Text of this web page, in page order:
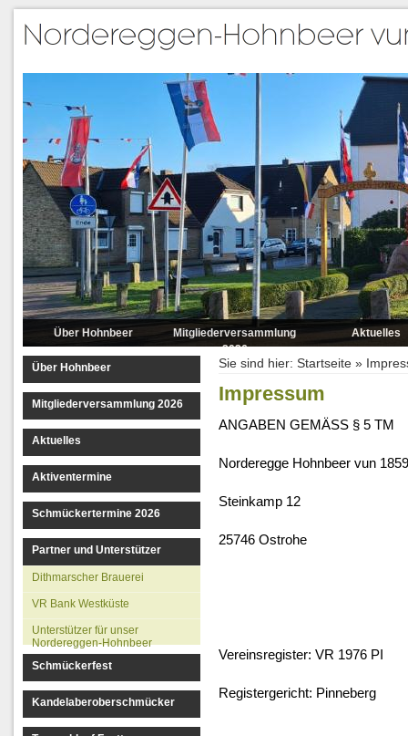
Über Hohnbeer
Mitgliederversammlung
2026
Aktuelles
Über Hohnbeer
Mitgliederversammlung 2026
Aktuelles
Aktiventermine
Schmückertermine 2026
Partner und Unterstützer
Dithmarscher Brauerei
VR Bank Westküste
Unterstützer für unser
Nordereggen-Hohnbeer
Schmückerfest
Kandelaberoberschmücker
Sie sind hier: Startseite »
Impressum
ANGABEN GEMÄSS § 5 TM
Norderegge Hohnbeer vun
Steinkamp 12
25746 Ostrohe
Vereinsregister: VR 1976 PI
Registergericht: Pinneberg